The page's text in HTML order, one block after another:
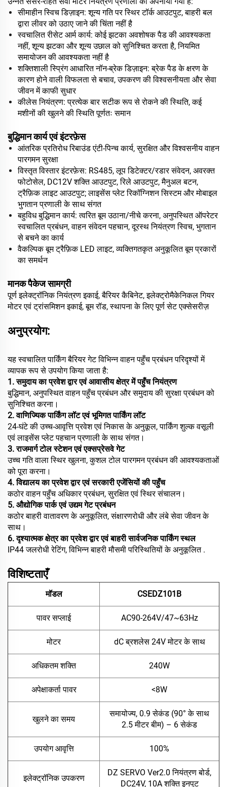
सीमाहीन स्विच डिज़ाइन: शून्य गति पर स्थिर टॉर्क आउटपुट, बाहरी बल
द्वारा लीवर को उठाए जाने की चिंता नहीं है
स्वचालित रीसेट आर्म कार्य: कोई झटका अवशोषक पैड की आवश्यकता
नहीं, शून्य झटका और शून्य उछाल को सुनिश्चित करता है, नियमित
समायोजन की आवश्यकता नहीं है
शक्तिशाली स्प्रिंग आधारित नॉन-ब्रेक डिज़ाइन: ब्रेक पैड के क्षरण के
कारण होने वाली विफलता से बचाव, उपकरण की विश्वसनीयता और सेवा
जीवन में काफी सुधार
कीलेस नियंत्रण: प्रत्येक बार सटीक रूप से रोकने की स्थिति, कई
मशीनों की खुलने की स्थिति पूर्णतः समान
बुद्धिमान कार्य एवं इंटरफ़ेस
आंतरिक प्रतिरोध रिबाउंड एंटी-पिन्च कार्य, सुरक्षित और विश्वसनीय वाहन
पारगमन सुरक्षा
विस्तृत विस्तार इंटरफ़ेस: RS485, लूप डिटेक्टर/रडार संवेदन, अवरक्त
फोटोसेल, DC12V शक्ति आउटपुट, रिले आउटपुट, मैनुअल बटन,
ट्रैफ़िक लाइट आउटपुट; लाइसेंस प्लेट रिकॉग्निशन सिस्टम और मोबाइल
भुगतान प्रणाली के साथ संगत
बहुविध बुद्धिमान कार्य: त्वरित बूम उठाना/नीचे करना, अनुपस्थित ऑपरेटर
स्वचालित प्रबंधन, वाहन संवेदन पहचान, दूरस्थ नियंत्रण स्विच, भुगतान
से बचने का कार्य
वैकल्पिक बूम ट्रैफ़िक LED लाइट, व्यक्तिगतकृत अनुकूलित बूम प्रकारों
का समर्थन
मानक पैकेज सामग्री
पूर्ण इलेक्ट्रॉनिक नियंत्रण इकाई, बैरियर कैबिनेट, इलेक्ट्रोमैकेनिकल गियर
मोटर एवं ट्रांसमिशन इकाई, बूम रॉड, स्थापना के लिए पूर्ण सेट एक्सेसरीज़
अनुप्रयोग:
यह स्वचालित पार्किंग बैरियर गेट विभिन्न वाहन पहुँच प्रबंधन परिदृश्यों में
व्यापक रूप से उपयोग किया जाता है:
1. समुदाय का प्रवेश द्वार एवं आवासीय क्षेत्र में पहुँच नियंत्रण
बुद्धिमान, अनुपस्थित वाहन पहुँच प्रबंधन और समुदाय की सुरक्षा प्रबंधन को
सुनिश्चित करना।
2. वाणिज्यिक पार्किंग लॉट एवं भूमिगत पार्किंग लॉट
24-घंटे की उच्च-आवृत्ति प्रवेश एवं निकास के अनुकूल, पार्किंग शुल्क वसूली
एवं लाइसेंस प्लेट पहचान प्रणाली के साथ संगत।
3. राजमार्ग टोल स्टेशन एवं एक्सप्रेसवे गेट
उच्च गति वाला स्थिर खुलना, कुशल टोल पारगमन प्रबंधन की आवश्यकताओं
को पूरा करना।
4. विद्यालय का प्रवेश द्वार एवं सरकारी एजेंसियों की पहुँच
कठोर वाहन पहुँच अधिकार प्रबंधन, सुरक्षित एवं स्थिर संचालन।
5. औद्योगिक पार्क एवं उद्यम गेट प्रबंधन
कठोर बाहरी वातावरण के अनुकूलित, संक्षारणरोधी और लंबे सेवा जीवन के
साथ।
6. दृश्यात्मक क्षेत्र का प्रवेश द्वार एवं बाहरी सार्वजनिक पार्किंग स्थल
IP44 जलरोधी रेटिंग, विभिन्न बाहरी मौसमी परिस्थितियों के अनुकूलित .
विशिष्टताएँ
मॉडल CSEDZ101B
पावर सप्लाई AC90-264V/47~63Hz
मोटर dC ब्रशलेस 24V मोटर के साथ
अधिकतम शक्ति 240W
अपेक्षाकर्ता पावर <8W
खुलने का समय
समायोज्य, 0.9 सेकंड (90° के साथ
2.5 मीटर बीम) – 6 सेकंड
उपयोग आवृत्ति 100%
इलेक्ट्रॉनिक उपकरण
DZ SERVO Ver2.0 नियंत्रण बोर्ड,
DC24V, 10A शक्ति इनपुट